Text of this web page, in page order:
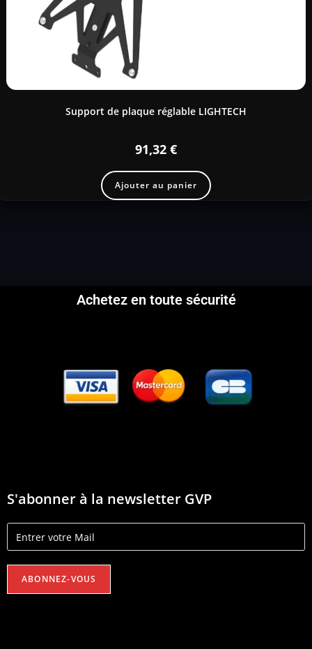
Support de plaque réglable LIGHTECH
91,32 €
Ajouter au panier
Achetez en toute sécurité
S'abonner à la newsletter GVP